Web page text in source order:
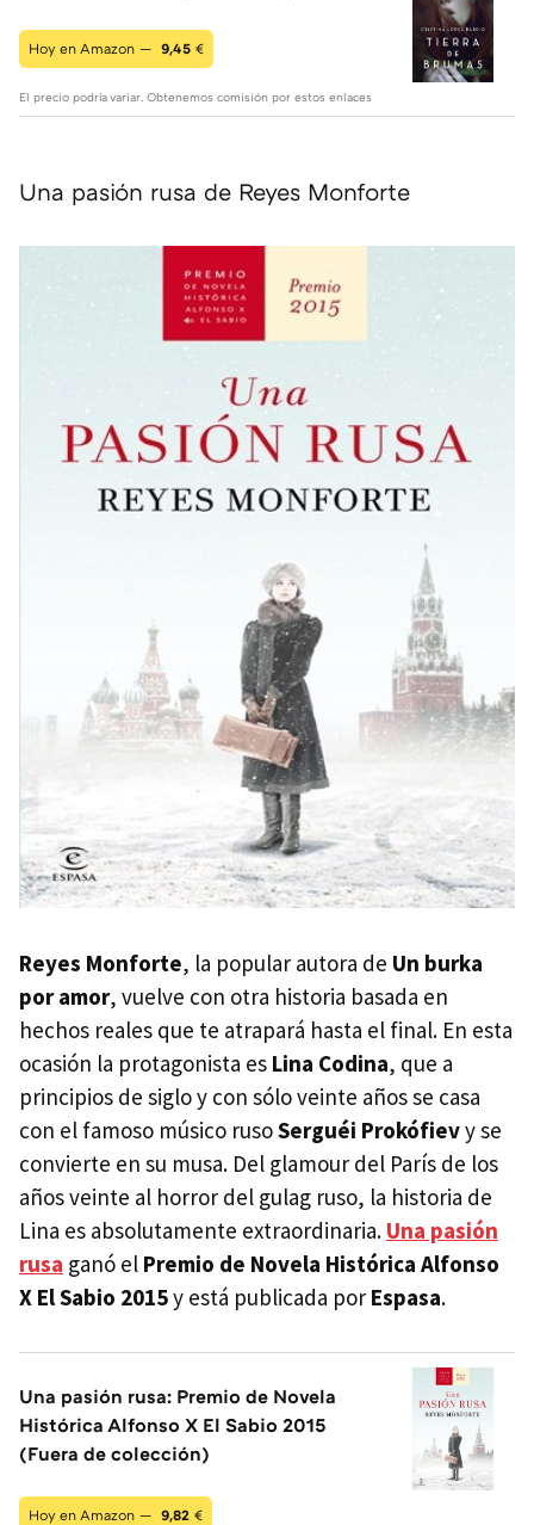
Hoy en Amazon — 9,45 €
El precio podría variar. Obtenemos comisión por estos enlaces
Una pasión rusa de Reyes Monforte
Reyes Monforte, la popular autora de Un burka
por amor, vuelve con otra historia basada en
hechos reales que te atrapará hasta el final. En esta
ocasión la protagonista es Lina Codina, que a
principios de siglo y con sólo veinte años se casa
con el famoso músico rusoSerguéi Prokófievy se
convierte en su musa. Del glamour del París de los
años veinte al horror del gulag ruso, la historia de
Lina es absolutamente extraordinaria. Una pasión
rusa ganó el Premio de Novela Histórica Alfonso
X El Sabio 2015y está publicada por Espasa.
Una pasión rusa: Premio de Novela
Histórica Alfonso X El Sabio 2015
(Fuera de colección)
Hoy en Amazon — 9,82 €